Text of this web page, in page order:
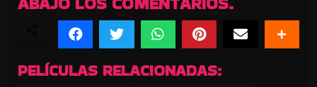
PELÍCULAS RELACIONADAS: